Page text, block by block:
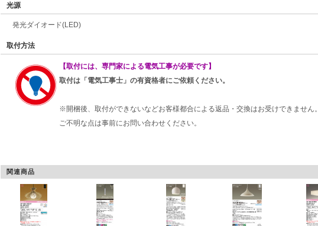
光源
発光ダイオード(LED)
取付方法
【取付には、専門家による電気工事が必要です】
取付は「電気工事士」の有資格者にご依頼ください。
※開梱後、取付ができないなどお客様都合による返品・交換はお受けできません。
ご不明な点は事前にお問い合わせください。
関連商品